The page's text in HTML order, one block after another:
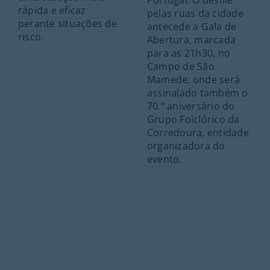
rápida e eficaz
perante situações de
risco.
pelas ruas da cidade
antecede a Gala de
Abertura, marcada
para as 21h30, no
Campo de São
Mamede, onde será
assinalado também o
70.º aniversário do
Grupo Folclórico da
Corredoura, entidade
organizadora do
evento.